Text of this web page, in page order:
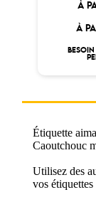
À
À
Étiquette
Caoutchouc
Utilisez des
vos